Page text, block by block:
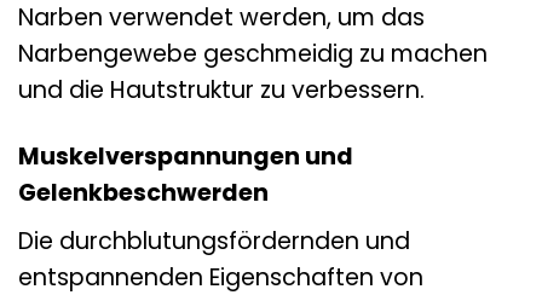
Narben verwendet werden, um das
Narbengewebe geschmeidig zu machen
und die Hautstruktur zu verbessern.
Muskelverspannungen und
Gelenkbeschwerden
Die durchblutungsfördernden und
entspannenden Eigenschaften von